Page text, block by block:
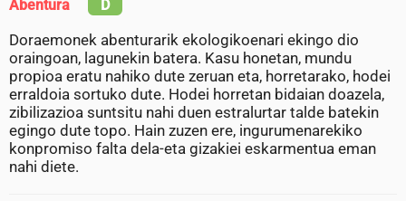
Abentura
D
Doraemonek abenturarik ekologikoenari ekingo dio
oraingoan, lagunekin batera. Kasu honetan, mundu
propioa eratu nahiko dute zeruan eta, horretarako, hodei
erraldoia sortuko dute. Hodei horretan bidaian doazela,
zibilizazioa suntsitu nahi duen estralurtar talde batekin
egingo dute topo. Hain zuzen ere, ingurumenarekiko
konpromiso falta dela-eta gizakiei eskarmentua eman
nahi diete.